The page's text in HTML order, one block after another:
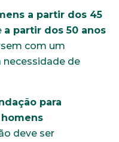
a partir dos 45
a partir dos 50 anos
com um
necessidade de
para
deve ser